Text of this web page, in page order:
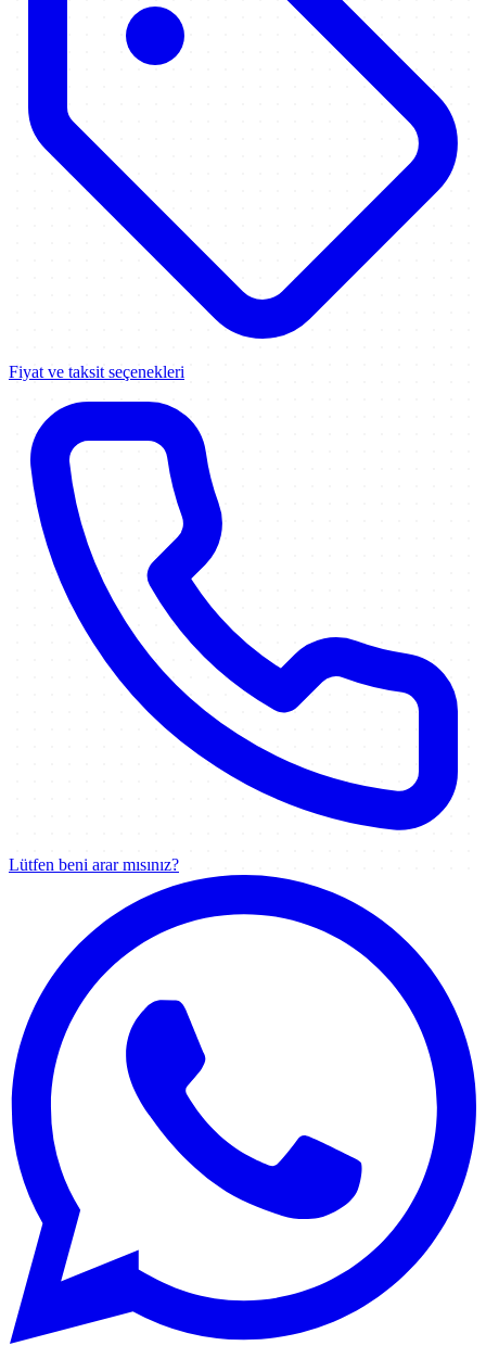
Fiyat ve taksit seçenekleri
Lütfen beni arar mısınız?